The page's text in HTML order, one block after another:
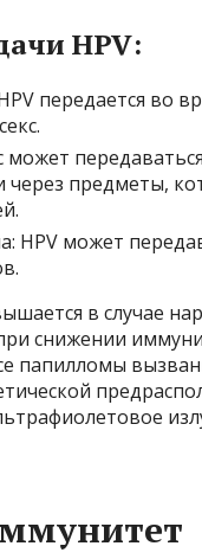
HPV:
передается во
предметы,
HPV может
в случае
снижении
папилломы